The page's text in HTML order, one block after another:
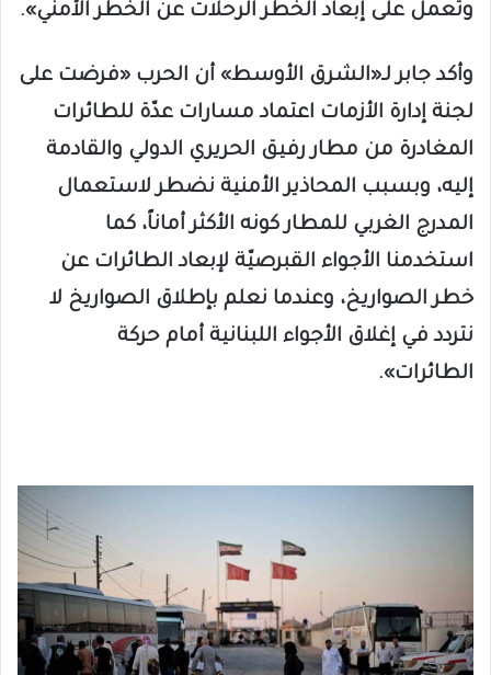
وتعمل على إبعاد الخطر الرحلات عن الخطر الأمني».
وأكد جابر لـ«الشرق الأوسط» أن الحرب «فرضت على
لجنة إدارة الأزمات اعتماد مسارات عدّة للطائرات
المغادرة من مطار رفيق الحريري الدولي والقادمة
إليه، وبسبب المحاذير الأمنية نضطر لاستعمال
المدرج الغربي للمطار كونه الأكثر أماناً، كما
استخدمنا الأجواء القبرصيّة لإبعاد الطائرات عن
خطر الصواريخ، وعندما نعلم بإطلاق الصواريخ لا
نتردد في إغلاق الأجواء اللبنانية أمام حركة
الطائرات».